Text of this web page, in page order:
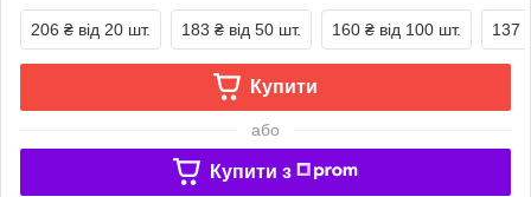
206 ₴ від 20 шт. 183 ₴ від 50 шт. 160 ₴ від 100 шт. 137
Купити
або
Купити з